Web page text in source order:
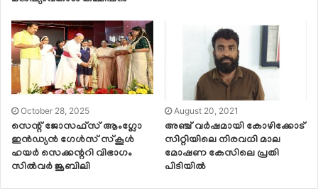
October 28, 2025
സെന്റ് ജോസഫ്സ് ആംഗ്ലോ
ഇൻഡ്യൻ ഗേൾസ് സ്കൂൾ
ഹയർ സെക്കന്ററി വിഭാഗം
സിൽവർ ജൂബിലി
August 20, 2021
അഞ്ച് വർഷമായി കോഴിക്കോട്
സിറ്റിയിലെ നിരവധി മാല
മോഷണ കേസിലെ പ്രതി
പിടിയിൽ